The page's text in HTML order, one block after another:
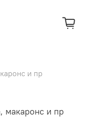
и пр
макаронс и пр